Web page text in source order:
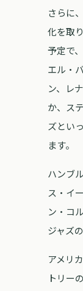
さらに
化を取
予定で
エル・
ン、レ
か、ス
ズとい
ます。
ハンブ
ス・イ
ン・コ
ジャズ
アメリ
トリー